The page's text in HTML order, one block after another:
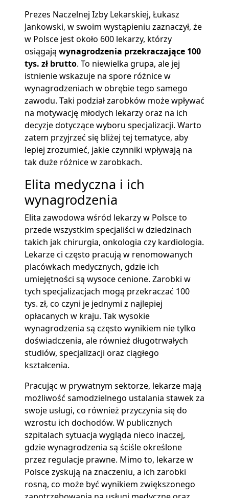
Prezes Naczelnej Izby Lekarskiej, Łukasz
Jankowski, w swoim wystąpieniu zaznaczył, że
w Polsce jest około 600 lekarzy, którzy
osiągają wynagrodzenia przekraczające 100
tys. zł brutto. To niewielka grupa, ale jej
istnienie wskazuje na spore różnice w
wynagrodzeniach w obrębie tego samego
zawodu. Taki podział zarobków może wpływać
na motywację młodych lekarzy oraz na ich
decyzje dotyczące wyboru specjalizacji. Warto
zatem przyjrzeć się bliżej tej tematyce, aby
lepiej zrozumieć, jakie czynniki wpływają na
tak duże różnice w zarobkach.
Elita medyczna i ich
wynagrodzenia
Elita zawodowa wśród lekarzy w Polsce to
przede wszystkim specjaliści w dziedzinach
takich jak chirurgia, onkologia czy kardiologia.
Lekarze ci często pracują w renomowanych
placówkach medycznych, gdzie ich
umiejętności są wysoce cenione. Zarobki w
tych specjalizacjach mogą przekraczać 100
tys. zł, co czyni je jednymi z najlepiej
opłacanych w kraju. Tak wysokie
wynagrodzenia są często wynikiem nie tylko
doświadczenia, ale również długotrwałych
studiów, specjalizacji oraz ciągłego
kształcenia.
Pracując w prywatnym sektorze, lekarze mają
możliwość samodzielnego ustalania stawek za
swoje usługi, co również przyczynia się do
wzrostu ich dochodów. W publicznych
szpitalach sytuacja wygląda nieco inaczej,
gdzie wynagrodzenia są ściśle określone
przez regulacje prawne. Mimo to, lekarze w
Polsce zyskują na znaczeniu, a ich zarobki
rosną, co może być wynikiem zwiększonego